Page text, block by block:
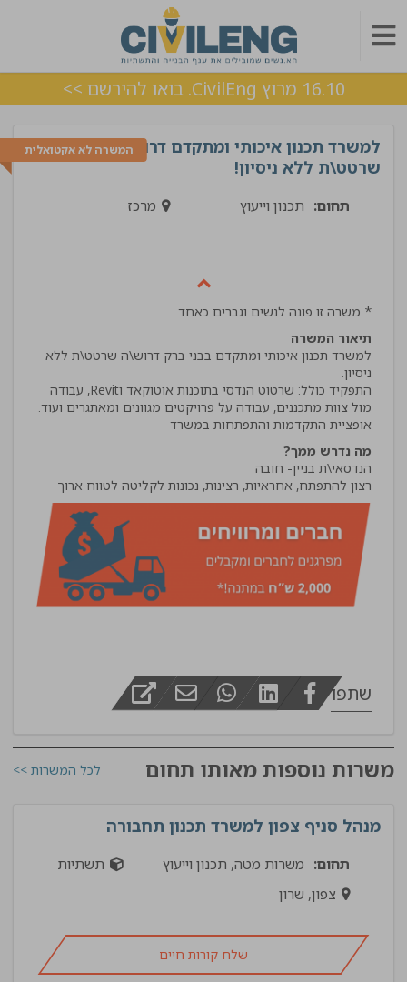
16.10 מרוץ CivilEng. בואו להירשם >>
המשרה לא אקטואליתלמשרד תכנון איכותי ומתקדם דרוש\ה
שרטט\ת ללא ניסיון!
תחום: תכנון וייעוץ מרכז
* משרה זו פונה לנשים וגברים כאחד.
תיאור המשרה
למשרד תכנון איכותי ומתקדם בבני ברק דרוש\ה שרטט\ת ללא
התפקיד כולל: שרטוט הנדסי בתוכנות אוטוקאד וRevit, עבודה
אופציית התקדמות והתפתחות במשרד
מה נדרש ממך?
רצון להתפתח, אחראיות, רצינות, נכונות לקליטה לטווח ארוך
שתפו
משרות נוספות מאותו תחום לכל המשרות >>
מנהל סניף צפון למשרד תכנון תחבורה
תחום: משרות מטה, תכנון וייעוץ
תשתיות
צפון, שרון
שלח קורות חיים